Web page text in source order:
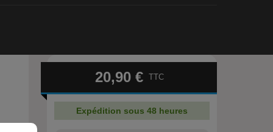
20,90 € TTC
Expédition sous 48 heures